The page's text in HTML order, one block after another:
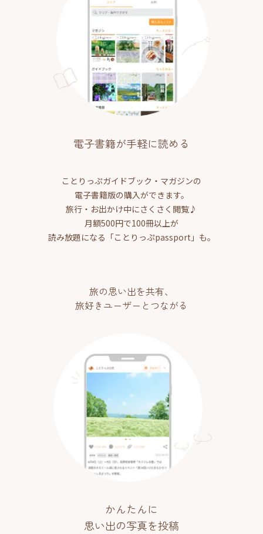
電子書籍が手軽に読める
ことりっぷガイドブック・マガジンの
電子書籍版の購入ができます。
旅行・お出かけ中にさくさく閲覧♪
月額500円で100冊以上が
読み放題になる「ことりっぷpassport」も。
旅の思い出を共有、
旅好きユーザーとつながる
かんたんに
思い出の写真を投稿